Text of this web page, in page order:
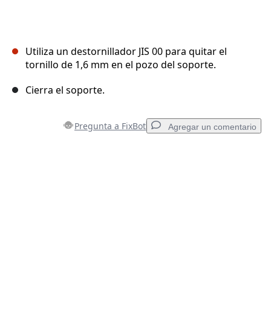
Utiliza un destornillador JIS 00 para quitar el
tornillo de 1,6 mm en el pozo del soporte.
Cierra el soporte.
Pregunta a FixBot Agregar un comentario